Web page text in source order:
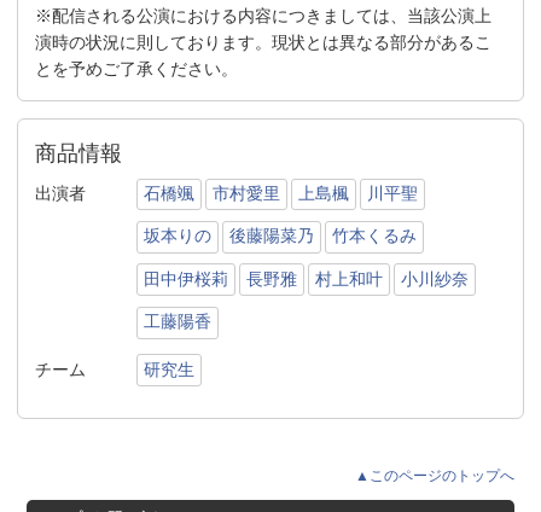
※配信される公演における内容につきましては、当該公演上
演時の状況に則しております。現状とは異なる部分があるこ
とを予めご了承ください。
商品情報
出演者 石橋颯 市村愛里 上島楓 川平聖
坂本りの 後藤陽菜乃 竹本くるみ
田中伊桜莉 長野雅 村上和叶 小川紗奈
工藤陽香
チーム 研究生
▲このページのトップへ